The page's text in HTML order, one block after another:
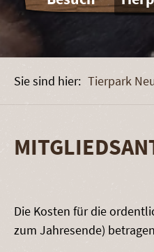
Tierpark
Die Kosten für die
zum Jahresende)